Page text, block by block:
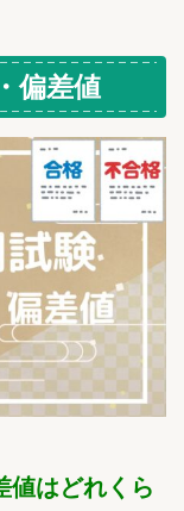
偏差値
値はどれくら